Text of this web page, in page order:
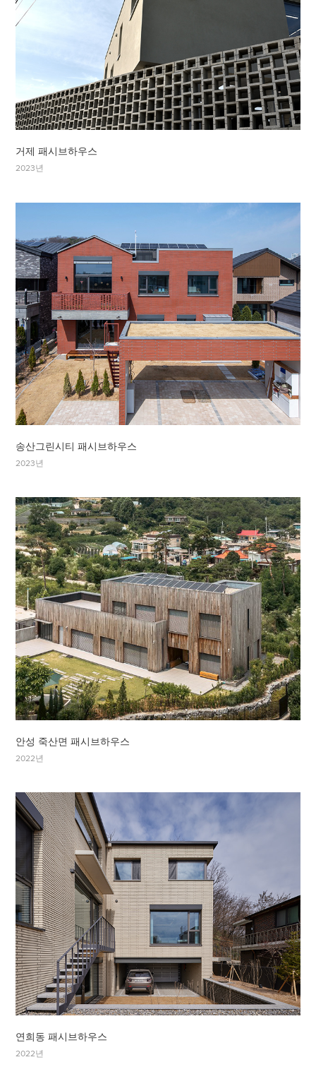
거제 패시브하우스
2023년
송산그린시티 패시브하우스
2023년
안성 죽산면 패시브하우스
2022년
연희동 패시브하우스
2022년